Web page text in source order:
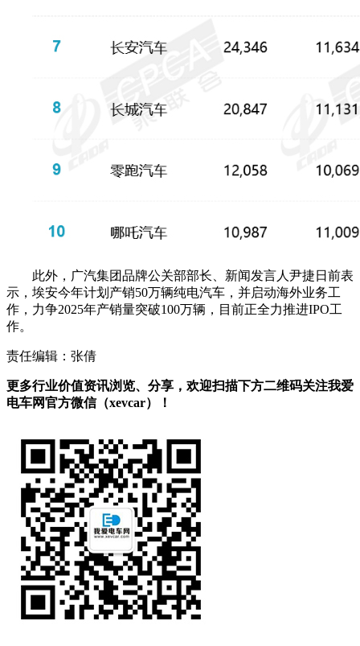
此外，广汽集团品牌公关部部长、新闻发言人尹捷日前表
示，埃安今年计划产销50万辆纯电汽车，并启动海外业务工
作，力争2025年产销量突破100万辆，目前正全力推进IPO工
作。
责任编辑：张倩
更多行业价值资讯浏览、分享，欢迎扫描下方二维码关注我爱
电车网官方微信（xevcar）！